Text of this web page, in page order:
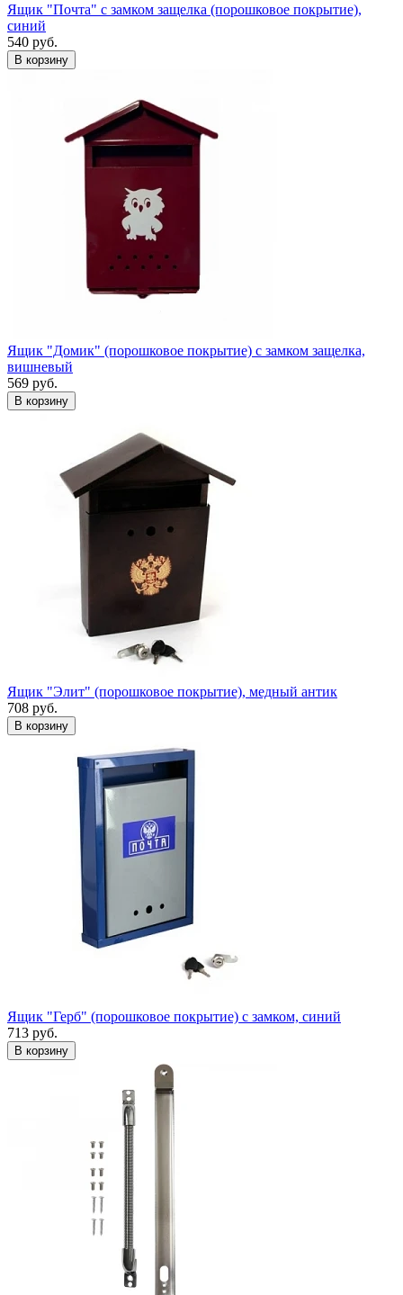
Ящик "Почта" с замком защелка (порошковое покрытие),
синий
540 руб.
Ящик "Домик" (порошковое покрытие) с замком защелка,
вишневый
569 руб.
Ящик "Элит" (порошковое покрытие), медный антик
708 руб.
Ящик "Герб" (порошковое покрытие) с замком, синий
713 руб.